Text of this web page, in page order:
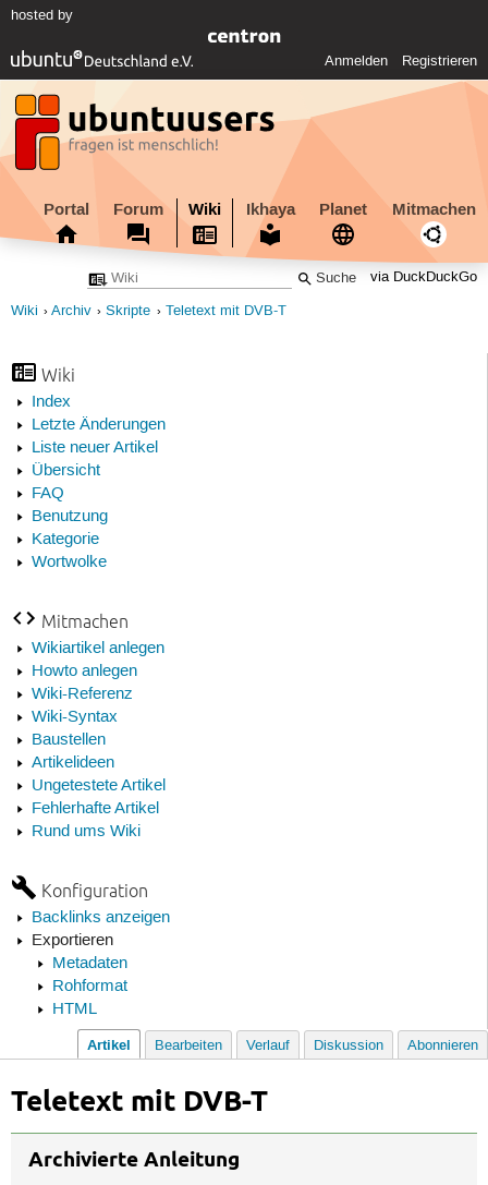
hosted by
Anmelden Registrieren
Portal Forum Wiki Ikhaya Planet Mitmachen
via DuckDuckGo
Wiki Archiv Skripte Teletext mit DVB-T
Wiki
Index
Letzte Änderungen
Liste neuer Artikel
Übersicht
FAQ
Benutzung
Kategorie
Wortwolke
Mitmachen
Wikiartikel anlegen
Howto anlegen
Wiki-Referenz
Wiki-Syntax
Baustellen
Artikelideen
Ungetestete Artikel
Fehlerhafte Artikel
Rund ums Wiki
Konfiguration
Backlinks anzeigen
Exportieren
Metadaten
Rohformat
HTML
Artikel Bearbeiten Verlauf Diskussion Abonnieren
Teletext mit DVB-T
Archivierte Anleitung